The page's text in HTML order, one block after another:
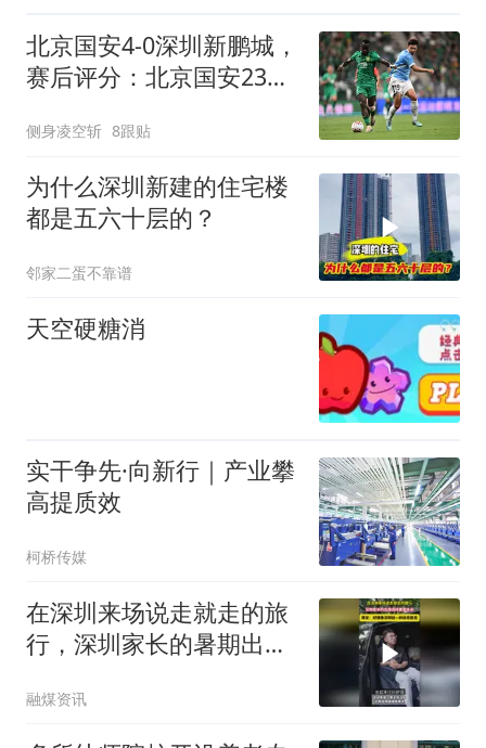
北京国安4-0深圳新鹏城，
赛后评分：北京国安23号
侧身凌空斩 8跟贴
为什么深圳新建的住宅楼
都是五六十层的？
邻家二蛋不靠谱
天空硬糖消
实干争先·向新行｜产业攀
高提质效
柯桥传媒
在深圳来场说走就走的旅
行，深圳家长的暑期出游
融煤资讯